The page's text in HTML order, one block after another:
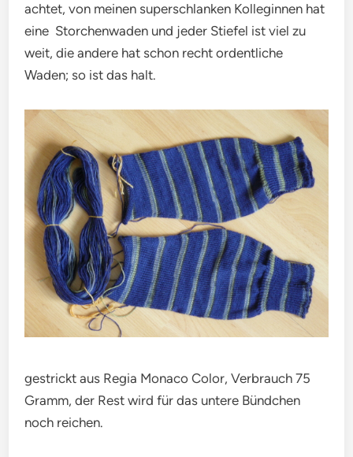
achtet, von meinen superschlanken Kolleginnen hat
eine Storchenwaden und jeder Stiefel ist viel zu
weit, die andere hat schon recht ordentliche
Waden; so ist das halt.
gestrickt aus Regia Monaco Color, Verbrauch 75
Gramm, der Rest wird für das untere Bündchen
noch reichen.